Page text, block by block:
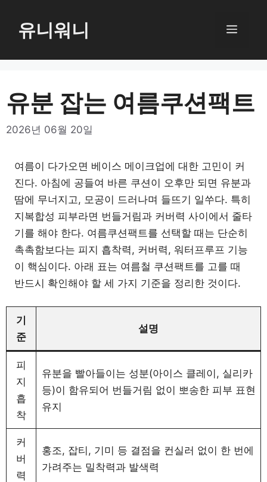
로
뛰
기
유니워니 메
유분 잡는 여름쿠션팩트
2026년 06월 20일
여름이 다가오면 베이스 메이크업에 대한 고민이 커
진다. 아침에 공들여 바른 쿠션이 오후만 되면 유분과
땀에 무너지고, 모공이 드러나며 들뜨기 일쑤다. 특히
지복합성 피부라면 번들거림과 커버력 사이에서 줄타
기를 해야 한다. 여름쿠션팩트를 선택할 때는 단순히
촉촉함보다는 피지 흡착력, 커버력, 워터프루프 기능
이 핵심이다. 아래 표는 여름철 쿠션팩트를 고를 때
반드시 확인해야 할 세 가지 기준을 정리한 것이다.
기
준
설명
피
지
흡
착
유분을 빨아들이는 성분(아이스 클레이, 실리카
등)이 함유되어 번들거림 없이 뽀송한 피부 표현
유지
커
버
력
홍조, 잡티, 기미 등 결점을 컨실러 없이 한 번에
가려주는 밀착력과 발색력